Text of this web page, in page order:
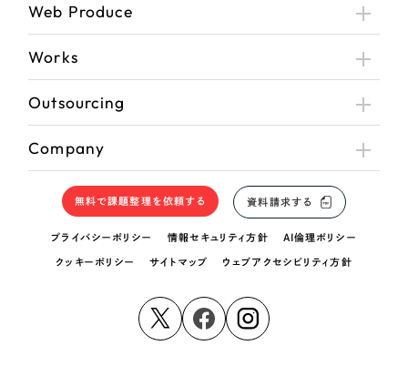
Web Produce
Works
Outsourcing
Company
無料で課題整理を依頼する 資料請求する
プライバシーポリシー 情報セキュリティ方針 AI倫理ポリシー
クッキーポリシー サイトマップ ウェブアクセシビリティ方針